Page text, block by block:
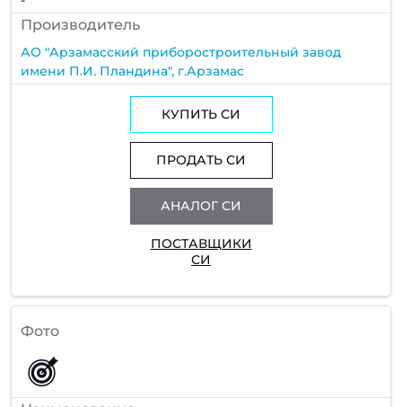
Производитель
АО "Арзамасский приборостроительный завод
имени П.И. Пландина", г.Арзамас
КУПИТЬ СИ
ПРОДАТЬ СИ
АНАЛОГ СИ
ПОСТАВЩИКИ
СИ
Фото